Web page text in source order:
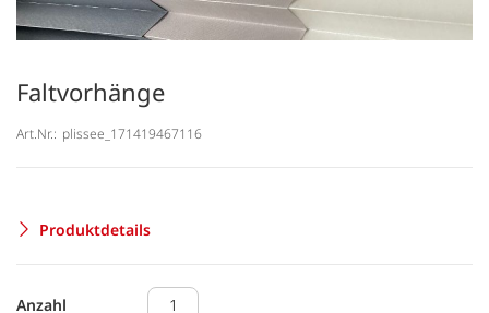
Faltvorhänge
Art.Nr.: plissee_171419467116
Produktdetails
Anzahl